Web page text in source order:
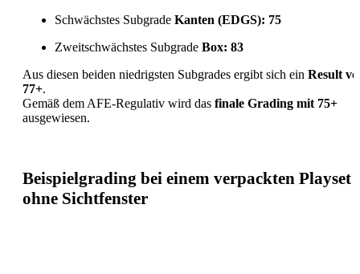
Schwächstes Subgrade Kanten (EDGS): 75
Zweitschwächstes Subgrade Box: 83
Aus diesen beiden niedrigsten Subgrades ergibt sich ein Result
77+.
Gemäß dem AFE-Regulativ wird das finale Grading mit 75+
ausgewiesen.
Beispielgrading bei einem verpackten Playset
ohne Sichtfenster